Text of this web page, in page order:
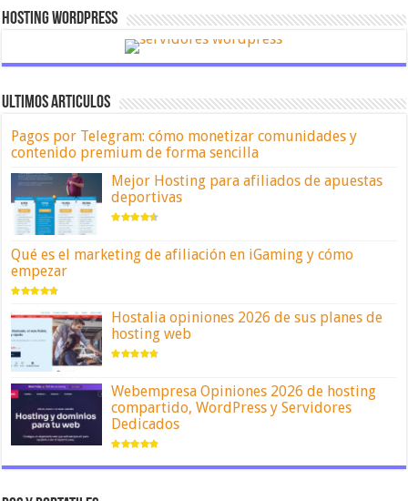
Hosting Wordpress
ULTIMOS ARTICULOS
Pagos por Telegram: cómo monetizar comunidades y
contenido premium de forma sencilla
Mejor Hosting para afiliados de apuestas
deportivas
Qué es el marketing de afiliación en iGaming y cómo
empezar
Hostalia opiniones 2026 de sus planes de
hosting web
Webempresa Opiniones 2026 de hosting
compartido, WordPress y Servidores
Dedicados